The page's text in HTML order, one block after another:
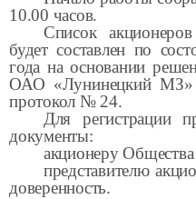
10.00 часов.
Список
будет составлен по
года на основании
ОАО «Лунинецкий МЗ»
протокол № 24.
Для регистрации
документы:
акционеру
представителю
доверенность.